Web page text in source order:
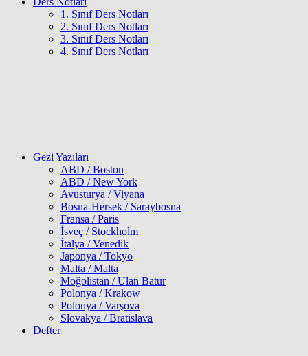
1. Sınıf Ders Notları
2. Sınıf Ders Notları
3. Sınıf Ders Notları
4. Sınıf Ders Notları
Gezi Yazıları
ABD / Boston
ABD / New York
Avusturya / Viyana
Bosna-Hersek / Saraybosna
Fransa / Paris
İsveç / Stockholm
İtalya / Venedik
Japonya / Tokyo
Malta / Malta
Moğolistan / Ulan Batur
Polonya / Krakow
Polonya / Varşova
Slovakya / Bratislava
Defter